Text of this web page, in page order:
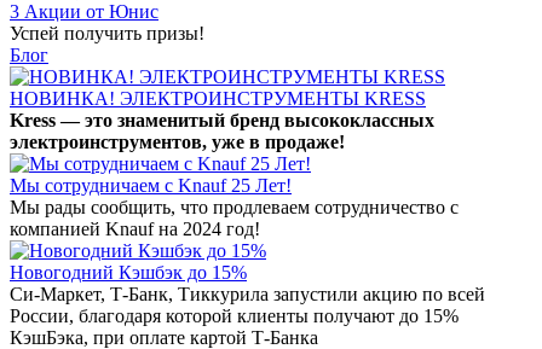
3 Акции от Юнис
Успей получить призы!
Блог
НОВИНКА! ЭЛЕКТРОИНСТРУМЕНТЫ KRESS
Kress — это знаменитый бренд высококлассных
электроинструментов, уже в продаже!
Мы сотрудничаем с Knauf 25 Лет!
Мы рады сообщить, что продлеваем сотрудничество с
компанией Knauf на 2024 год!
Новогодний Кэшбэк до 15%
Си-Маркет, Т-Банк, Тиккурила запустили акцию по всей
России, благодаря которой клиенты получают до 15%
КэшБэка, при оплате картой Т-Банка